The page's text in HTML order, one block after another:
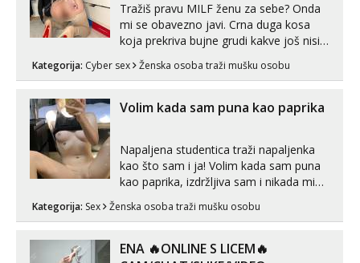
Tražiš pravu MILF ženu za sebe? Onda
mi se obavezno javi. Crna duga kosa
koja prekriva bujne grudi kakve još nisi
vidio, čista ŠESTICA! A usne? O usnama
bolje da ni ne pričam. Prave pune usne
vjeruj mi, takve još nisi vidio. Uvijek sam
spremna za ONLOINE zabavu...
Kategorija: Cyber sex Ženska osoba traži mušku osobu
Volim kada sam puna kao paprika
Napaljena studentica traži napaljenka
kao što sam i ja! Volim kada sam puna
kao paprika, izdržljiva sam i nikada mi
puta dnevno bilo kad i bilo gdje zato se
link ispod i nadji me tamo, cekam te!
Kategorija: Sex Ženska osoba traži mušku osobu
ENA 🔥ONLINE S LICEM🔥